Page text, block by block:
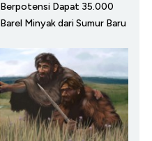
Berpotensi Dapat 35.000
Barel Minyak dari Sumur Baru